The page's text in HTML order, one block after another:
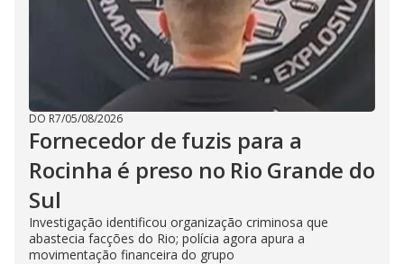
DO R7/05/08/2026
Fornecedor de fuzis para a
Rocinha é preso no Rio Grande do
Sul
Investigação identificou organização criminosa que
abastecia facções do Rio; polícia agora apura a
movimentação financeira do grupo